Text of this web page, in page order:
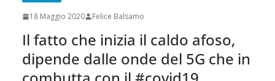
18 Maggio 2020 Felice Balsamo
Il fatto che inizia il caldo afoso,
dipende dalle onde del 5G che in